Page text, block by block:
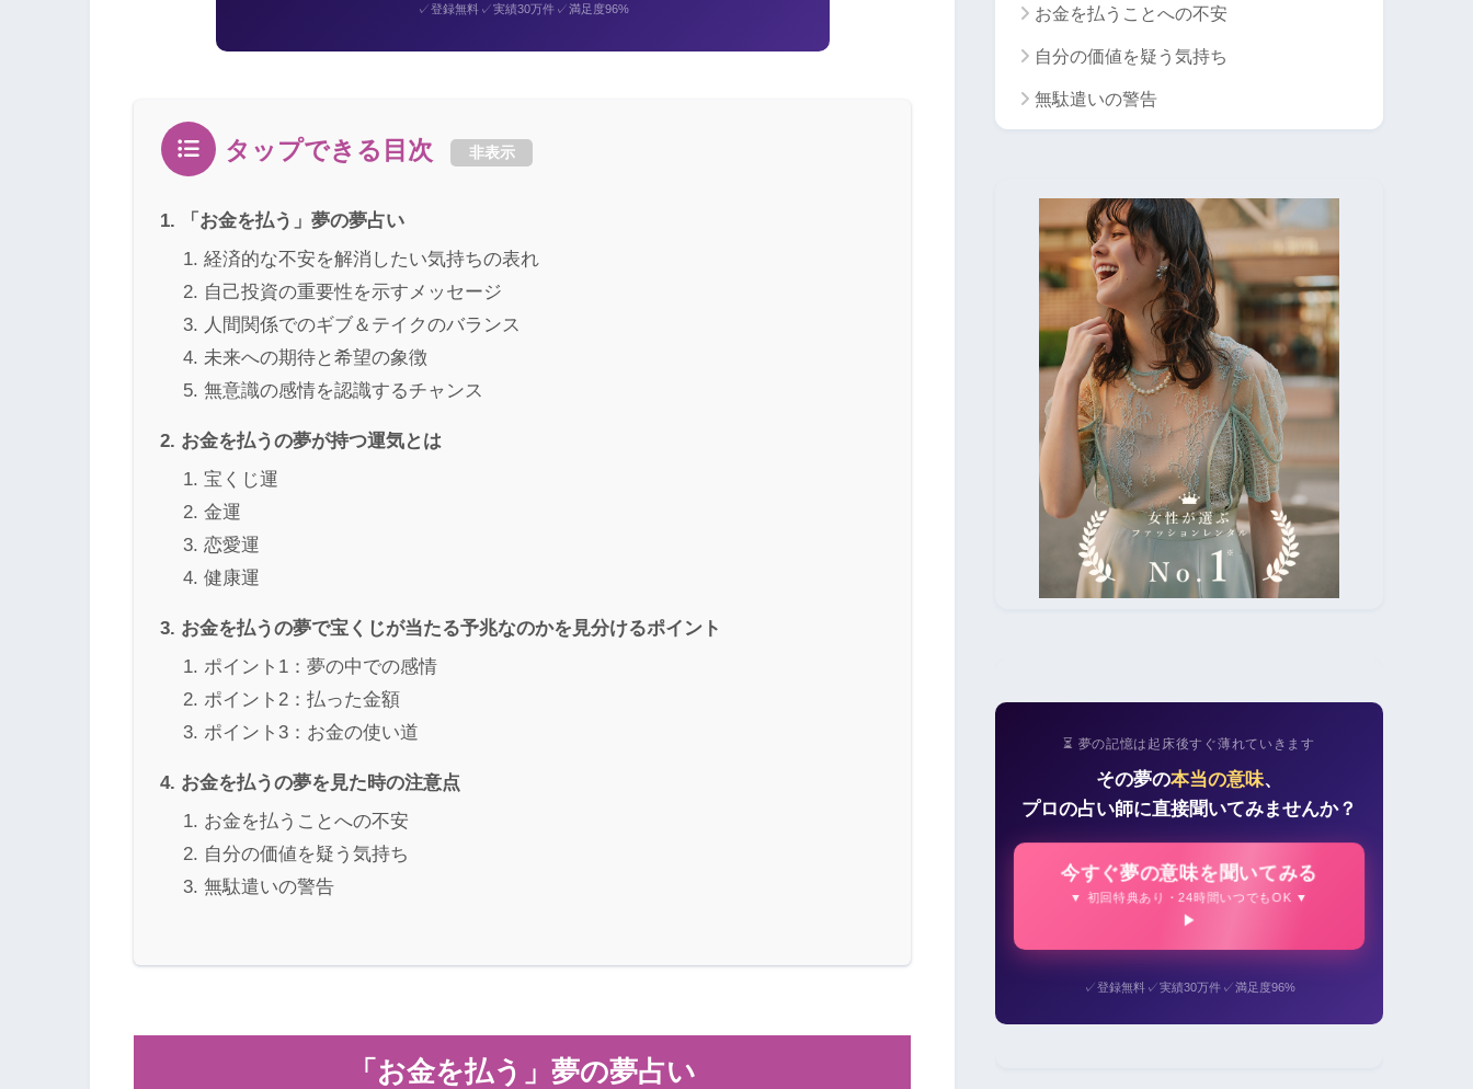
✓登録無料✓実績30万件✓満足度96%
タップできる目次 非表示
「お金を払う」夢の夢占い
経済的な不安を解消したい気持ちの表れ
自己投資の重要性を示すメッセージ
人間関係でのギブ＆テイクのバランス
未来への期待と希望の象徴
無意識の感情を認識するチャンス
お金を払うの夢が持つ運気とは
宝くじ運
金運
恋愛運
健康運
お金を払うの夢で宝くじが当たる予兆なのかを見分けるポイント
ポイント1：夢の中での感情
ポイント2：払った金額
ポイント3：お金の使い道
お金を払うの夢を見た時の注意点
お金を払うことへの不安
自分の価値を疑う気持ち
無駄遣いの警告
「お金を払う」夢の夢占い
お金を払うことへの不安
自分の価値を疑う気持ち
無駄遣いの警告
⏳ 夢の記憶は起床後すぐ薄れていきます
その夢の本当の意味、
プロの占い師に直接聞いてみませんか？
今すぐ夢の意味を聞いてみる
▼ 初回特典あり・24時間いつでもOK ▼
✓登録無料 ✓実績30万件 ✓満足度96%